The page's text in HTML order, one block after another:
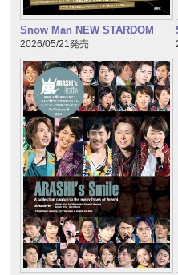
Snow Man NEW STARDOM
2026/05/21発売